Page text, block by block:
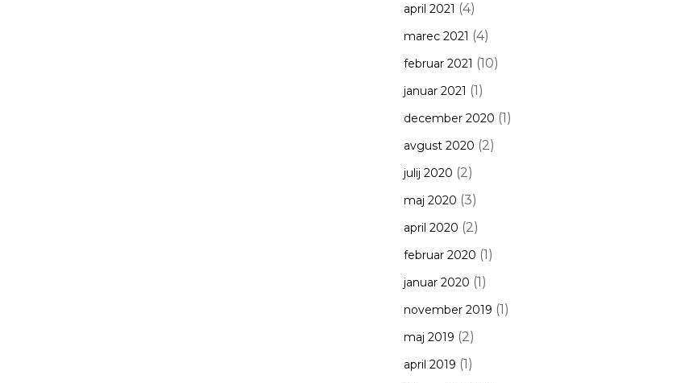
april 2021 (4)
marec 2021 (4)
februar 2021 (10)
januar 2021 (1)
december 2020 (1)
avgust 2020 (2)
julij 2020 (2)
maj 2020 (3)
april 2020 (2)
februar 2020 (1)
januar 2020 (1)
november 2019 (1)
maj 2019 (2)
april 2019 (1)